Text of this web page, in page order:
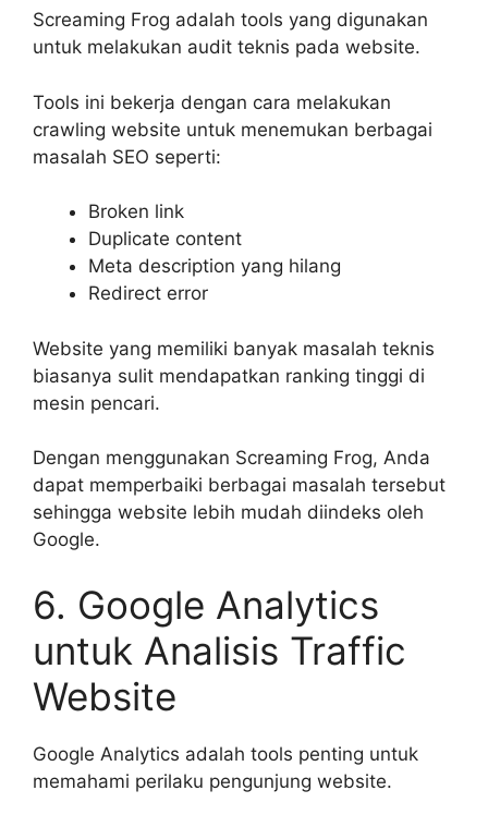
Screaming Frog adalah tools yang digunakan
untuk melakukan audit teknis pada website.
Tools ini bekerja dengan cara melakukan
crawling website untuk menemukan berbagai
masalah SEO seperti:
Broken link
Duplicate content
Meta description yang hilang
Redirect error
Website yang memiliki banyak masalah teknis
biasanya sulit mendapatkan ranking tinggi di
mesin pencari.
Dengan menggunakan Screaming Frog, Anda
dapat memperbaiki berbagai masalah tersebut
sehingga website lebih mudah diindeks oleh
Google.
6. Google Analytics
untuk Analisis Traffic
Website
Google Analytics adalah tools penting untuk
memahami perilaku pengunjung website.